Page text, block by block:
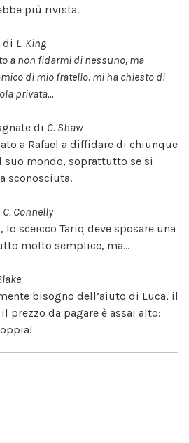
più rivista.
di L. King
a non fidarmi di nessuno, ma
di mio fratello, mi ha chiesto di
privata...
di C. Shaw
a Rafael a diffidare di chiunque
mondo, soprattutto se si
sconosciuta.
C. Connelly
sceicco Tariq deve sposare una
molto semplice, ma…
bisogno dell’aiuto di Luca, il
prezzo da pagare è assai alto: